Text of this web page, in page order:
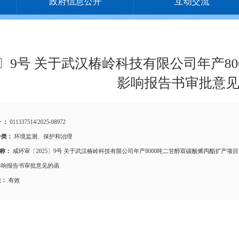
9号 关于武汉椿岭科技有限公司年产
影响报告书审批意
011337514/2025-08972
： 环境监测、保护和治理
： 咸环审〔2025〕9号 关于武汉椿岭科技有限公司年产8000吨二甘醇双碳酸烯丙酯扩产项目
报告书审批意见的函
有效